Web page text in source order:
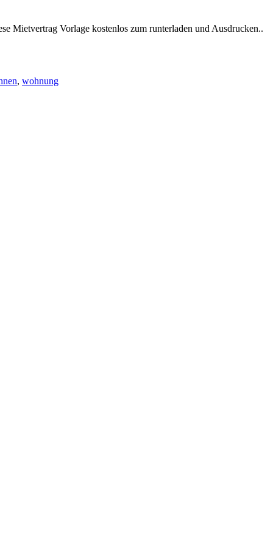
Mietvertrag Vorlage kostenlos zum runterladen und Ausdrucken..
, wohnung